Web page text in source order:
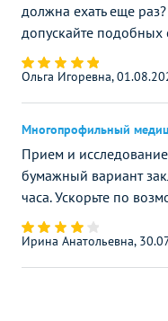
должна ехать еще
допускайте подобных
Ольга Игоревна,
Многопрофильный
Прием и
бумажный вариант
часа. Ускорьте по
Ирина Анатольевна,